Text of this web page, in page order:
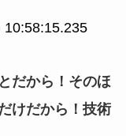
10:58:15.235
だから！そのほ
けだから！技術